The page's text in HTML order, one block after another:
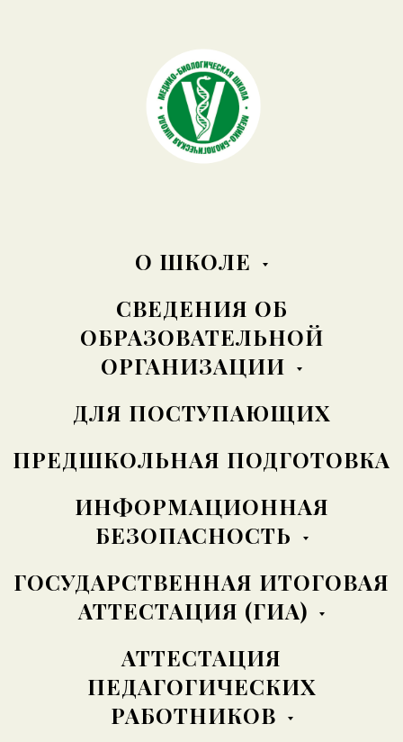
О ШКОЛЕ
СВЕДЕНИЯ ОБ
ОБРАЗОВАТЕЛЬНОЙ
ОРГАНИЗАЦИИ
ДЛЯ ПОСТУПАЮЩИХ
ПРЕДШКОЛЬНАЯ ПОДГОТОВКА
ИНФОРМАЦИОННАЯ
БЕЗОПАСНОСТЬ
ГОСУДАРСТВЕННАЯ ИТОГОВАЯ
АТТЕСТАЦИЯ (ГИА)
АТТЕСТАЦИЯ
ПЕДАГОГИЧЕСКИХ
РАБОТНИКОВ